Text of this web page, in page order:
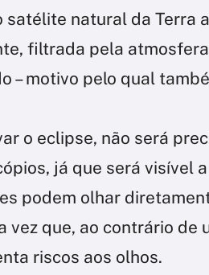
satélite natural da Terra
filtrada pela
– motivo pelo qual
o eclipse, não será
já que será visível
podem olhar
vez que, ao contrário
riscos aos olhos.